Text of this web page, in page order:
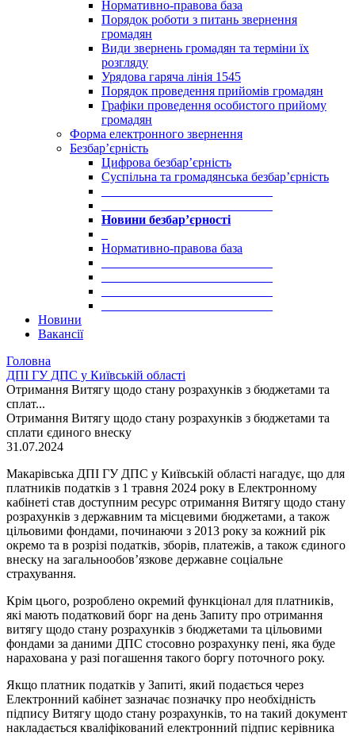
Нормативно-правова база
Порядок роботи з питань звернення
громадян
Види звернень громадян та терміни їх
розгляду
Урядова гаряча лінія 1545
Порядок проведення прийомів громадян
Графіки проведення особистого прийому
громадян
Форма електронного звернення
Безбар’єрність
Цифрова безбар’єрність
Суспільна та громадянська безбар’єрність
Новини безбар’єрності
Нормативно-правова база
Новини
Вакансії
Головна
ДПІ ГУ ДПС у Київській області
Отримання Витягу щодо стану розрахунків з бюджетами та
сплат...
Отримання Витягу щодо стану розрахунків з бюджетами та
сплати єдиного внеску
31.07.2024
Макарівська ДПІ ГУ ДПС у Київській області нагадує, що для
платників податків з 1 травня 2024 року в Електронному
кабінеті став доступним ресурс отримання Витягу щодо стану
розрахунків з державним та місцевими бюджетами, а також
цільовими фондами, починаючи з 2013 року за кожний рік
окремо та в розрізі податків, зборів, платежів, а також єдиного
внеску на загальнообов’язкове державне соціальне
страхування.
Крім цього, розроблено окремий функціонал для платників,
які мають податковий борг на день Запиту про отримання
витягу щодо стану розрахунків з бюджетами та цільовими
фондами за даними ДПС стосовно розрахунку пені, яка буде
нарахована у разі погашення такого боргу поточного року.
Якщо платник податків у Запиті, який подається через
Електронний кабінет зазначає позначку про необхідність
підпису Витягу щодо стану розрахунків, то на такий документ
накладається кваліфікований електронний підпис керівника